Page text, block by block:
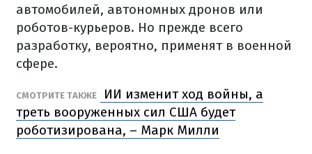
автомобилей, автономных дронов или
роботов-курьеров. Но прежде всего
разработку, вероятно, применят в военной
сфере.
СМОТРИТЕ ТАКЖЕ
ИИ изменит ход войны, а
треть вооруженных сил США будет
роботизирована, – Марк Милли